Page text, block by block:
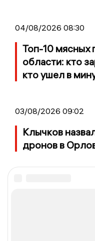
04/08/2026 08:30
Топ-10 мясных
области: кто
кто ушел в
03/08/2026 09:02
Клычков
дронов в